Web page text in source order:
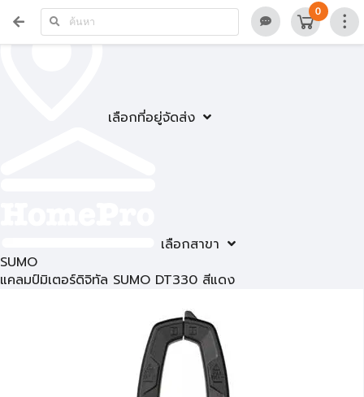
เลือกที่อยู่จัดส่ง
เลือกสาขา
0
SUMO
แคลมป์มิเตอร์ดิจิทัล SUMO DT330 สีแดง